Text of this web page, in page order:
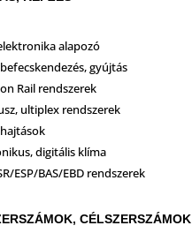
alapozó
gyújtás
Rail rendszerek
ultiplex rendszerek
digitális klíma
ESP/BAS/EBD rendszerek
CÉLSZERSZÁMOK